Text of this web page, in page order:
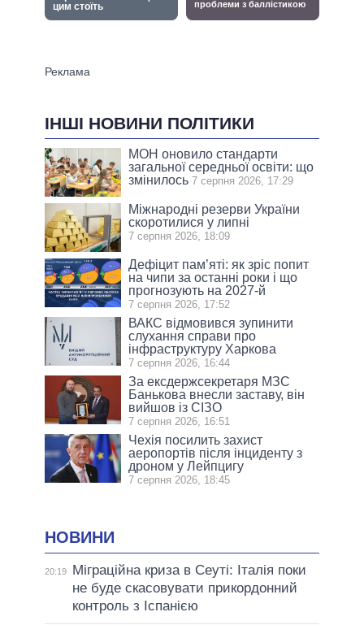
ІНШІ НОВИНИ ПОЛІТИКИ
МОН оновило стандарти
загальної середньої освіти: що
змінилось 7 серпня 2026, 17:29
Міжнародні резерви України
скоротилися у липні
7 серпня 2026, 18:09
Дефіцит пам’яті: як зріс попит
на чипи за останні роки і що
прогнозують на 2027-й
7 серпня 2026, 17:52
ВАКС відмовився зупинити
слухання справи про
інфраструктуру Харкова
7 серпня 2026, 16:44
За ексдержсекретаря МЗС
Банькова внесли заставу, він
вийшов із СІЗО
7 серпня 2026, 16:51
Чехія посилить захист
аеропортів після інциденту з
дроном у Лейпцигу
7 серпня 2026, 18:45
НОВИНИ
20:19
Міграційна криза в Сеуті: Італія поки
не буде скасовувати прикордонний
контроль з Іспанією